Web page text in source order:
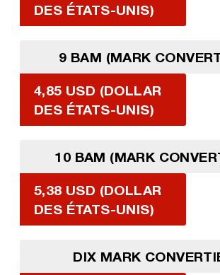
DES ÉTATS-UNIS)
9 BAM (MARK
4,85 USD (DOLLAR
DES ÉTATS-UNIS)
10 BAM (MARK
5,38 USD (DOLLAR
DES ÉTATS-UNIS)
DIX MARK